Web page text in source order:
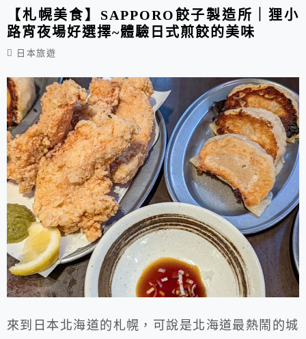
【札幌美食】SAPPORO餃子製造所｜狸小
路宵夜場好選擇~體驗日式煎餃的美味
日本旅遊
來到日本北海道的札幌，可說是北海道最熱鬧的城